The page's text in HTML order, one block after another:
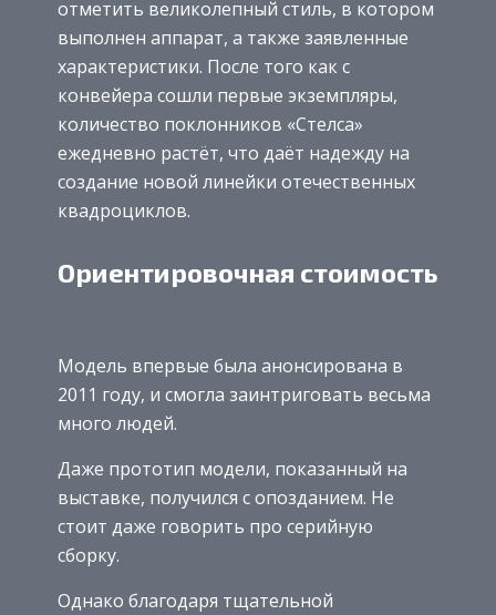
отметить великолепный стиль, в котором
выполнен аппарат, а также заявленные
характеристики. После того как с
конвейера сошли первые экземпляры,
количество поклонников «Стелса»
ежедневно растёт, что даёт надежду на
создание новой линейки отечественных
квадроциклов.
Ориентировочная стоимость
Модель впервые была анонсирована в
2011 году, и смогла заинтриговать весьма
много людей.
Даже прототип модели, показанный на
выставке, получился с опозданием. Не
стоит даже говорить про серийную
сборку.
Однако благодаря тщательной